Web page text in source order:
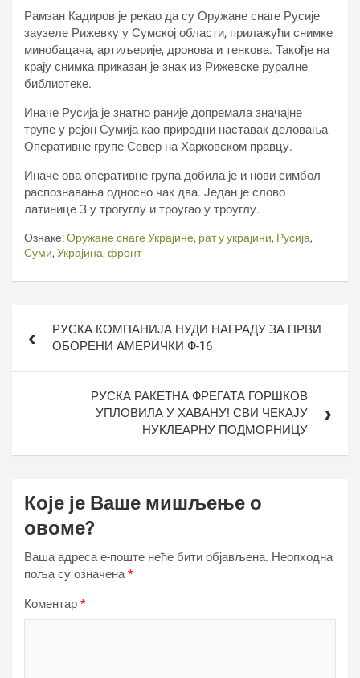
Рамзан Кадиров је рекао да су Оружане снаге Русије
заузеле Рижевку у Сумској области, прилажући снимке
минобацача, артиљерије, дронова и тенкова. Такође на
крају снимка приказан је знак из Рижевске руралне
библиотеке.
Иначе Русија је знатно раније допремала значајне
трупе у рејон Сумија као природни наставак деловања
Оперативне групе Север на Харковском правцу.
Иначе ова оперативне група добила је и нови симбол
распознавања односно чак два. Један је слово
латинице З у трогуглу и троугао у троуглу.
Ознаке:Оружане снаге Украјине, рат у украјини, Русија,
Суми, Украјина, фронт
чланкаРУСКА КОМПАНИЈА НУДИ НАГРАДУ ЗА ПРВИ
ОБОРЕНИ АМЕРИЧКИ Ф-16
РУСКА РАКЕТНА ФРЕГАТА ГОРШКОВ
УПЛОВИЛА У ХАВАНУ! СВИ ЧЕКАЈУ
НУКЛЕАРНУ ПОДМОРНИЦУ
Које је Ваше мишљење о
овоме?
Ваша адреса е-поште неће бити објављена. Неопходна
поља су означена*
Коментар *